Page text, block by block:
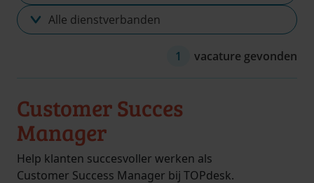
Dienstverband
1 vacature gevonden
Customer Succes
Manager
Help klanten succesvoller werken als
Customer Success Manager bij TOPdesk.